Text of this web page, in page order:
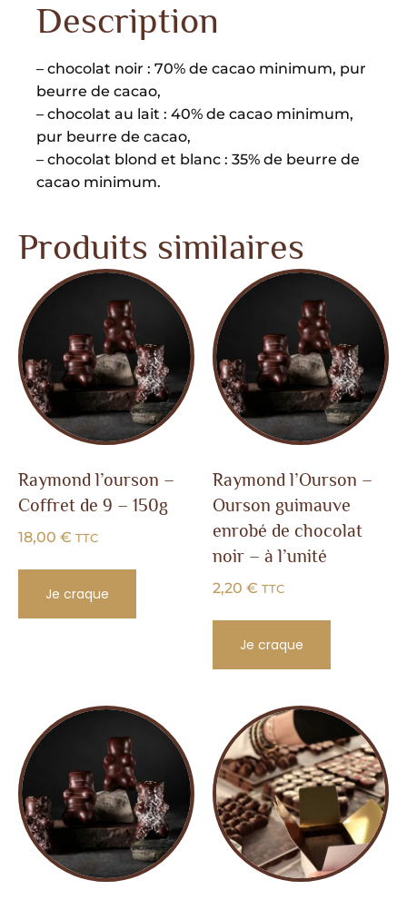
Description
– chocolat noir : 70% de cacao minimum, pur
beurre de cacao,
– chocolat au lait : 40% de cacao minimum,
pur beurre de cacao,
– chocolat blond et blanc : 35% de beurre de
cacao minimum.
Produits similaires
Raymond l’ourson –
Coffret de 9 – 150g
18,00 € TTC
Je craque
Raymond l’Ourson –
Ourson guimauve
enrobé de chocolat
noir – à l’unité
2,20 € TTC
Je craque